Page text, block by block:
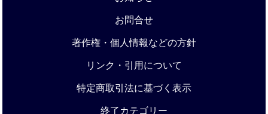
お問合せ
著作権・個人情報などの方針
リンク・引用について
特定商取引法に基づく表示
終了カテゴリー